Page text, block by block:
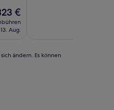
€
Aug.
ändern. Es können